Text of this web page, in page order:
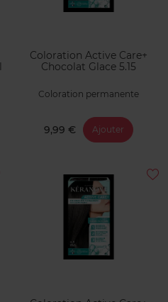
Coloration Active Care+
Chocolat Glace 5.15
Coloration permanente
9,99 € Ajouter